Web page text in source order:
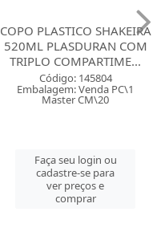
COPO PLASTICO SHAKEIRA
520ML PLASDURAN COM
TRIPLO COMPARTIME...
Código: 145804
Embalagem: Venda PC\1
Master CM\20
Faça seu login ou
cadastre-se para
ver preços e
comprar